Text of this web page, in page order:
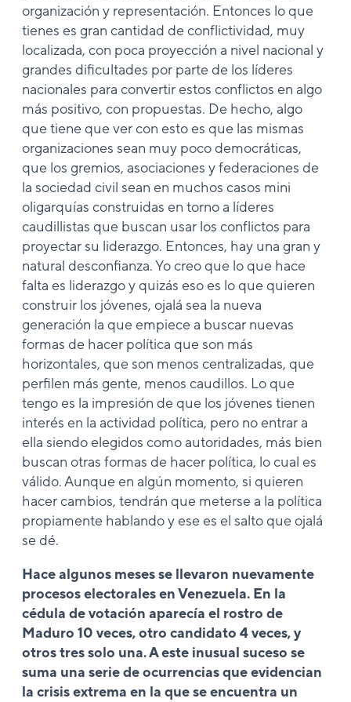
organización y representación. Entonces lo que
tienes es gran cantidad de conflictividad, muy
localizada, con poca proyección a nivel nacional y
grandes dificultades por parte de los líderes
nacionales para convertir estos conflictos en algo
más positivo, con propuestas. De hecho, algo
que tiene que ver con esto es que las mismas
organizaciones sean muy poco democráticas,
que los gremios, asociaciones y federaciones de
la sociedad civil sean en muchos casos mini
oligarquías construidas en torno a líderes
caudillistas que buscan usar los conflictos para
proyectar su liderazgo. Entonces, hay una gran y
natural desconfianza. Yo creo que lo que hace
falta es liderazgo y quizás eso es lo que quieren
construir los jóvenes, ojalá sea la nueva
generación la que empiece a buscar nuevas
formas de hacer política que son más
horizontales, que son menos centralizadas, que
perfilen más gente, menos caudillos. Lo que
tengo es la impresión de que los jóvenes tienen
interés en la actividad política, pero no entrar a
ella siendo elegidos como autoridades, más bien
buscan otras formas de hacer política, lo cual es
válido. Aunque en algún momento, si quieren
hacer cambios, tendrán que meterse a la política
propiamente hablando y ese es el salto que ojalá
se dé.
Hace algunos meses se llevaron nuevamente
procesos electorales en Venezuela. En la
cédula de votación aparecía el rostro de
Maduro 10 veces, otro candidato 4 veces, y
otros tres solo una. A este inusual suceso se
suma una serie de ocurrencias que evidencian
la crisis extrema en la que se encuentra un